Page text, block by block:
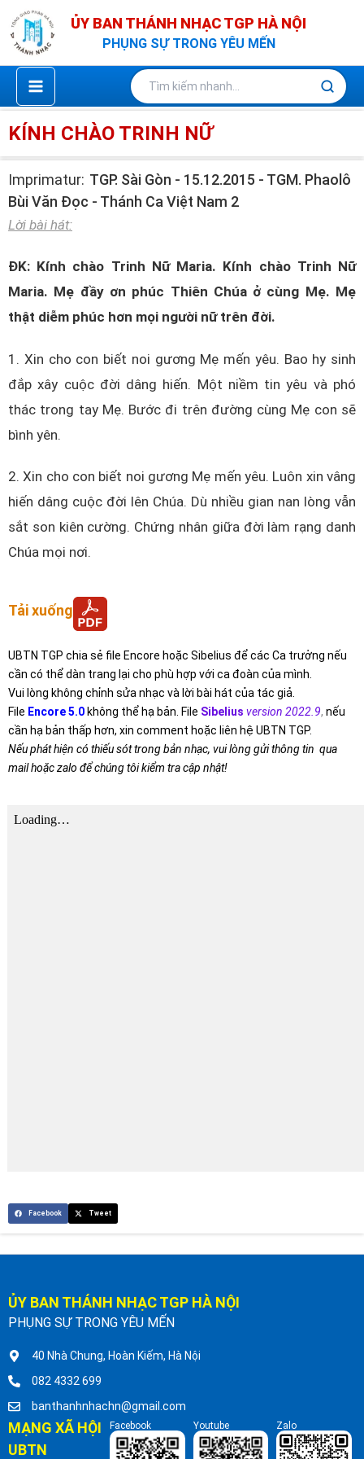
Nhảy
tới
nội
dung
ỦY BAN THÁNH NHẠC TGP HÀ NỘI
PHỤNG SỰ TRONG YÊU MẾN
KÍNH CHÀO TRINH NỮ
Imprimatur: TGP. Sài Gòn - 15.12.2015 - TGM. Phaolô
Bùi Văn Đọc - Thánh Ca Việt Nam 2
Lời bài hát:
ĐK: Kính chào Trinh Nữ Maria. Kính chào Trinh Nữ
Maria. Mẹ đầy ơn phúc Thiên Chúa ở cùng Mẹ. Mẹ
thật diễm phúc hơn mọi người nữ trên đời.
1. Xin cho con biết noi gương Mẹ mến yêu. Bao hy sinh
đắp xây cuộc đời dâng hiến. Một niềm tin yêu và phó
thác trong tay Mẹ. Bước đi trên đường cùng Mẹ con sẽ
bình yên.
2. Xin cho con biết noi gương Mẹ mến yêu. Luôn xin vâng
hiến dâng cuộc đời lên Chúa. Dù nhiều gian nan lòng vẫn
sắt son kiên cường. Chứng nhân giữa đời làm rạng danh
Chúa mọi nơi.
Tải xuống
UBTN TGP chia sẻ file Encore hoặc Sibelius để các Ca trưởng nếu
cần có thể dàn trang lại cho phù hợp với ca đoàn của mình.
Vui lòng không chỉnh sửa nhạc và lời bài hát của tác giả.
File Encore 5.0không thể hạ bản. File Sibelius version 2022.9, nếu
cần hạ bản thấp hơn, xin comment hoặc liên hệ UBTN TGP.
Nếu phát hiện có thiếu sót trong bản nhạc, vui lòng gửi thông tin qua
mail hoặc zalo để chúng tôi kiểm tra cập nhật!
Facebook Tweet
ỦY BAN THÁNH NHẠC TGP HÀ NỘI
PHỤNG SỰ TRONG YÊU MẾN
40 Nhà Chung, Hoàn Kiếm, Hà Nội
082 4332 699
banthanhnhachn@gmail.com
MẠNG XÃ HỘI
UBTN
Facebook Youtube Zalo